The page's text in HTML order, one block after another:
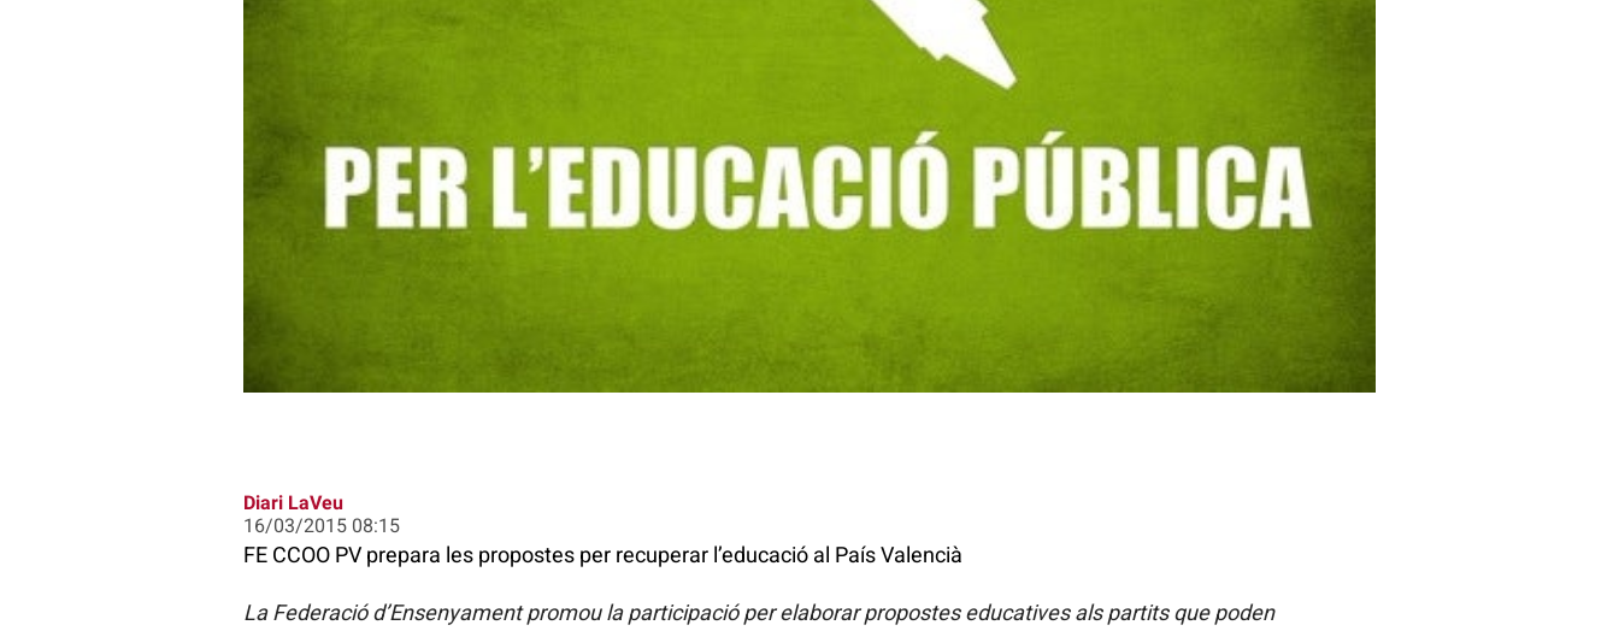
Diari LaVeu
16/03/2015 08:15
FE CCOO PV prepara les propostes per recuperar l’educació al País Valencià
La Federaciód’Ensenyament promou la participació per elaborar propostes educatives als partits que poden